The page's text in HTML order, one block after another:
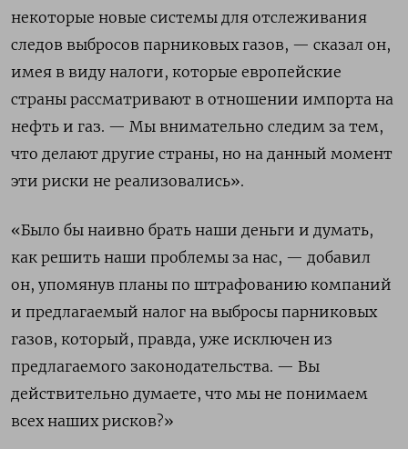
некоторые новые системы для отслеживания
следов выбросов парниковых газов, — сказал он,
имея в виду налоги, которые европейские
страны рассматривают в отношении импорта на
нефть и газ. — Мы внимательно следим за тем,
что делают другие страны, но на данный момент
эти риски не реализовались».
«Было бы наивно брать наши деньги и думать,
как решить наши проблемы за нас, — добавил
он, упомянув планы по штрафованию компаний
и предлагаемый налог на выбросы парниковых
газов, который, правда, уже исключен из
предлагаемого законодательства. — Вы
действительно думаете, что мы не понимаем
всех наших рисков?»